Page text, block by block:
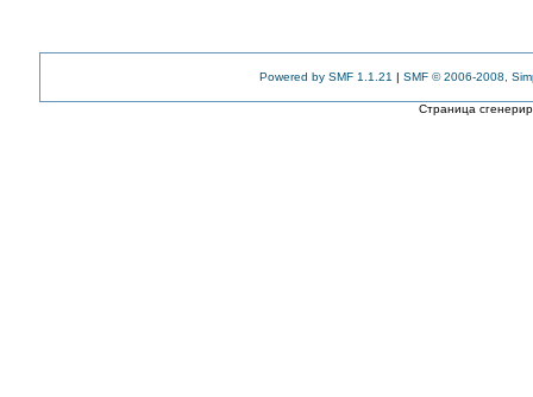
Powered by SMF 1.1.21 | SMF © 2006-2008,
Страница